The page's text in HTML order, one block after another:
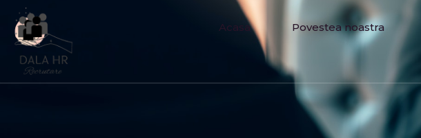
Acasa Povestea noastra